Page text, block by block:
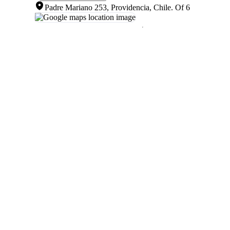
Padre Mariano 253, Providencia, Chile. Of 6